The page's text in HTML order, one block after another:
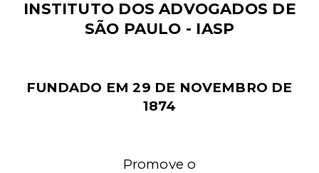
INSTITUTO DOS ADVOGADOS DE
SÃO PAULO - IASP
FUNDADO EM 29 DE NOVEMBRO DE
1874
Promove o